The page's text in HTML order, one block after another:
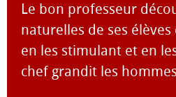
Le bon professeur
naturelles de ses
en les stimulant et en
chef grandit les